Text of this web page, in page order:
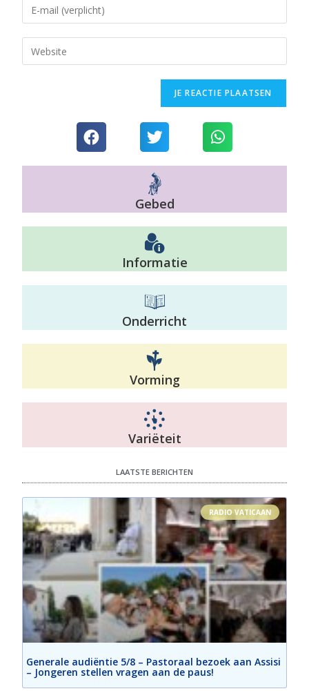
Gebed
Informatie
Onderricht
Vorming
Variëteit
LAATSTE BERICHTEN
RADIO VATICAAN
Generale audiëntie 5/8 – Pastoraal bezoek aan Assisi
– Jongeren stellen vragen aan de paus!